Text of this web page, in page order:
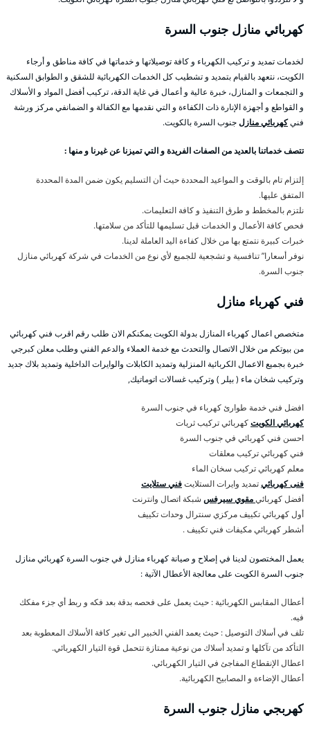
كهربائي منازل جنوب السرة
لخدمات تمديد و تركيب الكهرباء و كافة توصيلاتها و خدماتها في كافة مناطق و أرجاء
الكويت، نتعهد بالقيام بتمديد و تشطيب كل الخدمات الكهربائية للشقق و الطوابق السكنية
و التجمعات و المنازل، خبرة عالية و أعمال في غاية الدقة، تركيب أفضل المواد و الأسلاك
و القواطع و أجهزة الإنارة ذات الكفاءة و التي نقدمها مع الكفالة و الضمانفي مركز ورشة
فنيكهربائي منازلجنوب السرة بالكويت.
تتصف خدماتنا بالعديد من الصفات الفريدة و التي تميزنا عن غيرنا و منها :
إلتزام تام بالوقت و المواعيد المحددة حيث أن التسليم يكون ضمن المدة المحددة
المتفق عليها.
نلتزم بالمخطط و طرق التنفيذ و كافة التعليمات.
فحص كافة الأعمال و الخدمات قبل تسليمها للتأكد من سلامتها.
خبرات كبيرة نتمتع بها من خلال كفاءة اليد العاملة لدينا.
نوفر أسعارا” تنافسية و تشجعية للجميع لأي نوع من الخدمات في شركة كهربائي منازل
جنوب السرة.
فني كهرباء منازل
متخصص اعمال كهرباء المنازل بدولة الكويت يمكنكم الان طلب رقم اقرب فني كهربائي
من بيوتكم من خلال الاتصال والتحدث مع خدمة العملاء والدعم الفني وطلب معلن كبرجي
خبرة بجميع الاعمال الكربائية المنزلية وتمديد الكابلات والوايرات الداخلية وتمديد بلاك جديد
وتركيب شخان ماء ( بيلر ) وتركيب غسالات اتوماتيك,
افضل فني خدمة طوارئ كهرباء في جنوب السرة
كهربائي الكويتكهربائي تركيب ثريات
احسن فني كهربائي في جنوب السرة
فني كهربائي تركيب معلقات
معلم كهربائي تركيب سخان الماء
فنى كهربائيتمديد وايرات الستلايتفني ستلايت
أفضل كهربائيمقوي سيرفس شبكة اتصال وانترنت
أول كهربائي تكييف مركزي سنترال وحدات تكييف
أشطر كهربائي مكيفات فني تكييف .
يعمل المختصون لدينا في إصلاح و صيانة كهرباء منازل في جنوب السرة كهربائي منازل
جنوب السرة الكويت على معالجة الأعطال الآتية :
أعطال المقابس الكهربائية : حيث يعمل على فحصه بدقة بعد فكه و ربط أي جزء مفكك
فيه.
تلف في أسلاك التوصيل : حيث يعمد الفني الخبير الى تغير كافة الأسلاك المعطوبة بعد
التأكد من تآكلها و تمديد أسلاك من نوعية ممتازة تتحمل قوة التيار الكهربائي.
اعطال الإنقطاع المفاجئ في التيار الكهربائي.
أعطال الإضاءة و المصابيح الكهربائية.
كهربجي منازل جنوب السرة